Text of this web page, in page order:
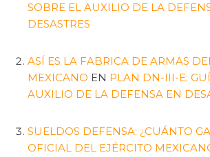
SOBRE EL AUXILIO DE LA
DESASTRES
ASÍ ES LA FABRICA DE ARMAS
MEXICANO EN PLAN DN-III-E:
AUXILIO DE LA DEFENSA EN
SUELDOS DEFENSA: ¿CUÁNTO
OFICIAL DEL EJÉRCITO